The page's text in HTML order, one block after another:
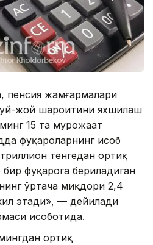
пенсия жамғармалари
уй-жой шароитини яхшилаш
15 та мурожаат
фуқароларнинг ҳисоб
тенгедан ортиқ
фуқарога бериладиган
ўртача миқдори 2,4
этади», — дейилади
ҳисоботида.
ортиқ